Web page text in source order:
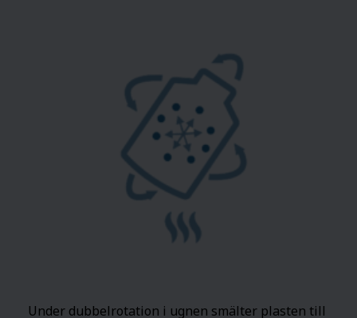
Under dubbelrotation i ugnen smälter plasten till